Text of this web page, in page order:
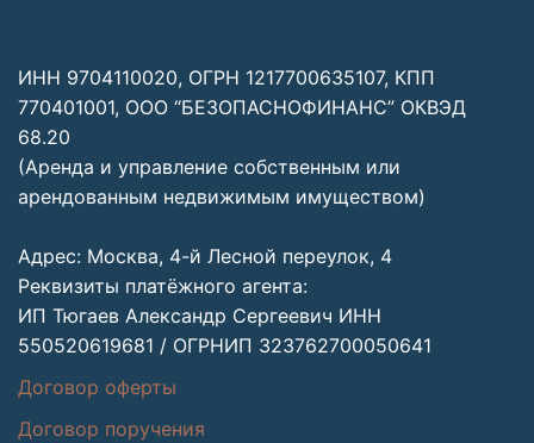
ИНН 9704110020, ОГРН 1217700635107, КПП
770401001, ООО “БЕЗОПАСНОФИНАНС” ОКВЭД
68.20
(Аренда и управление собственным или
арендованным недвижимым имуществом)
Адрес: Москва, 4-й Лесной переулок, 4
Реквизиты платёжного агента:
ИП Тюгаев Александр Сергеевич ИНН
550520619681 / ОГРНИП 323762700050641
Договор оферты
Договор поручения